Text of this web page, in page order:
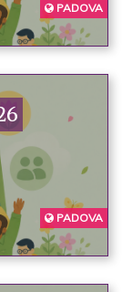
PADOVA
PADOVA